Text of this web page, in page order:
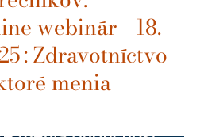
webinár - 18.
: Zdravotníctvo
menia